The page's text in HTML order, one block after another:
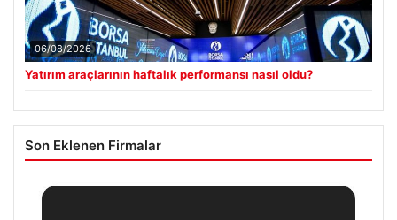
06/08/2026
Yatırım araçlarının haftalık performansı nasıl oldu?
Son Eklenen Firmalar